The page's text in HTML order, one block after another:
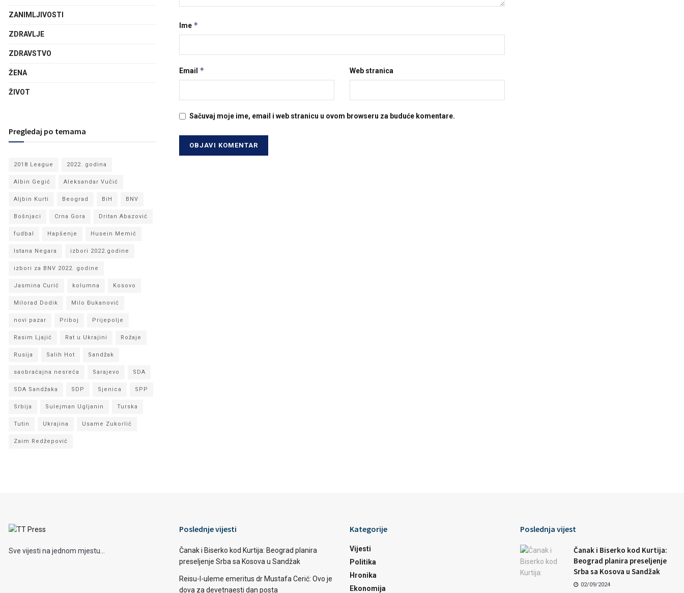
Ime *
Email * Web stranica
Sačuvaj moje ime, email i web stranicu u ovom browseru za buduće komentare.
ZANIMLJIVOSTI
ZDRAVLJE
ZDRAVSTVO
ŽENA
ŽIVOT
Pregledaj po temama
2018 League 2022. godina
Albin Gegić Aleksandar Vučić
Aljbin Kurti Beograd BiH BNV
Bošnjaci Crna Gora Dritan Abazović
fudbal Hapšenje Husein Memić
Istana Negara izbori 2022.godine
izbori za BNV 2022. godine
Jasmina Curić kolumna Kosovo
Milorad Dodik Milo Đukanović
novi pazar Priboj Prijepolje
Rasim Ljajić Rat u Ukrajini Rožaje
Rusija Salih Hot Sandžak
saobraćajna nesreća Sarajevo SDA
SDA Sandžaka SDP Sjenica SPP
Srbija Sulejman Ugljanin Turska
Tutin Ukrajina Usame Zukorlić
Zaim Redžepović
Sve vijesti na jednom mjestu...
Poslednje vijesti
Čanak i Biserko kod Kurtija: Beograd planira
preseljenje Srba sa Kosova u Sandžak
Reisu-l-uleme emeritus dr Mustafa Cerić: Ovo je
dova za devetnaesti dan posta
Kategorije
Vijesti
Politika
Hronika
Ekonomija
Poslednja vijest
Čanak i Biserko kod Kurtija:
Beograd planira preseljenje
Srba sa Kosova u Sandžak
02/09/2024